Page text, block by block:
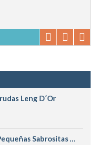
Leng D´or
Cortezas De Trigo Pequeñas Sabrositas Leng D´or